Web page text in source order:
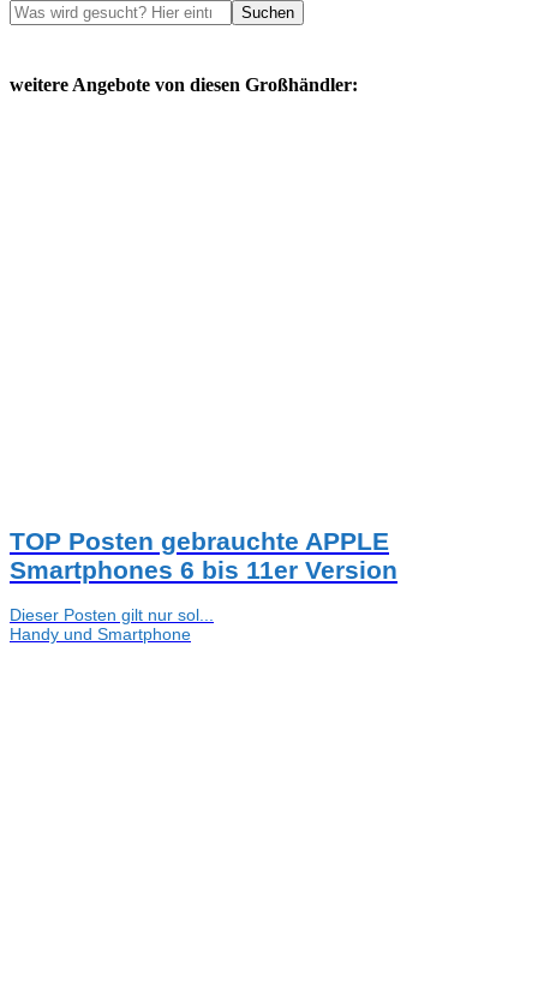
Suchen
weitere Angebote von diesen Großhändler:
TOP Posten gebrauchte APPLE
Smartphones 6 bis 11er Version
Dieser Posten gilt nur sol...
Handy und Smartphone